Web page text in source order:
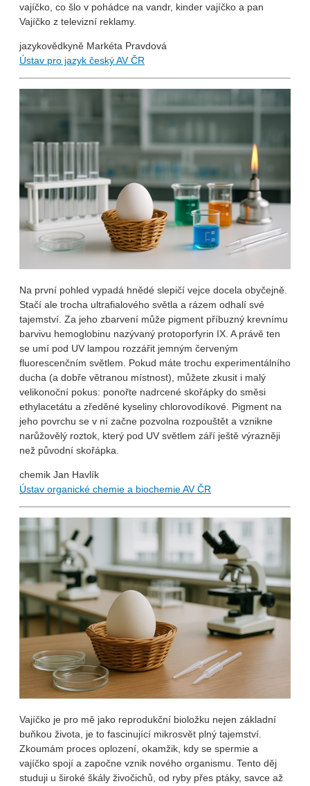
vajíčko, co šlo v pohádce na vandr, kinder vajíčko a pan
Vajíčko z televizní reklamy.
jazykovědkyně Markéta Pravdová
Ústav pro jazyk český AV ČR
Na první pohled vypadá hnědé slepičí vejce docela obyčejně.
Stačí ale trocha ultrafialového světla a rázem odhalí své
tajemství. Za jeho zbarvení může pigment příbuzný krevnímu
barvivu hemoglobinu nazývaný protoporfyrin IX. A právě ten
se umí pod UV lampou rozzářit jemným červeným
fluorescenčním světlem. Pokud máte trochu experimentálního
ducha (a dobře větranou místnost), můžete zkusit i malý
velikonoční pokus: ponořte nadrcené skořápky do směsi
ethylacetátu a zředěné kyseliny chlorovodíkové. Pigment na
jeho povrchu se v ní začne pozvolna rozpouštět a vznikne
narůžovělý roztok, který pod UV světlem září ještě výrazněji
než původní skořápka.
chemik Jan Havlík
Ústav organické chemie a biochemie AV ČR
Vajíčko je pro mě jako reprodukční bioložku nejen základní
buňkou života, je to fascinující mikrosvět plný tajemství.
Zkoumám proces oplození, okamžik, kdy se spermie a
vajíčko spojí a započne vznik nového organismu. Tento děj
studuji u široké škály živočichů, od ryby přes ptáky, savce až